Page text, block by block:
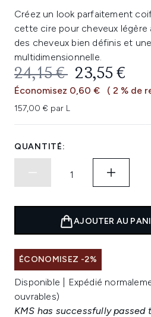
Créez un look parfaitement
cette cire pour cheveux légère
des cheveux bien définis et
multidimensionnelle.
PRIX DE VENTE :
24,15 € PRIX
23,55 €
Économisez 0,60 € ( 2 % de
157,00 € par L
QUANTITÉ:
AJOUTER AU
ÉCONOMISEZ -2%
Disponible | Expédié
ouvrables)
KMS has successfully passed